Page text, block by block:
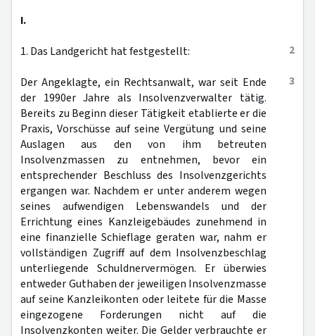
I.
2
1. Das Landgericht hat festgestellt:
3
Der Angeklagte, ein Rechtsanwalt, war seit Ende
der 1990er Jahre als Insolvenzverwalter tätig.
Bereits zu Beginn dieser Tätigkeit etablierte er die
Praxis, Vorschüsse auf seine Vergütung und seine
Auslagen aus den von ihm betreuten
Insolvenzmassen zu entnehmen, bevor ein
entsprechender Beschluss des Insolvenzgerichts
ergangen war. Nachdem er unter anderem wegen
seines aufwendigen Lebenswandels und der
Errichtung eines Kanzleigebäudes zunehmend in
eine finanzielle Schieflage geraten war, nahm er
vollständigen Zugriff auf dem Insolvenzbeschlag
unterliegende Schuldnervermögen. Er überwies
entweder Guthaben der jeweiligen Insolvenzmasse
auf seine Kanzleikonten oder leitete für die Masse
eingezogene Forderungen nicht auf die
Insolvenzkonten weiter. Die Gelder verbrauchte er